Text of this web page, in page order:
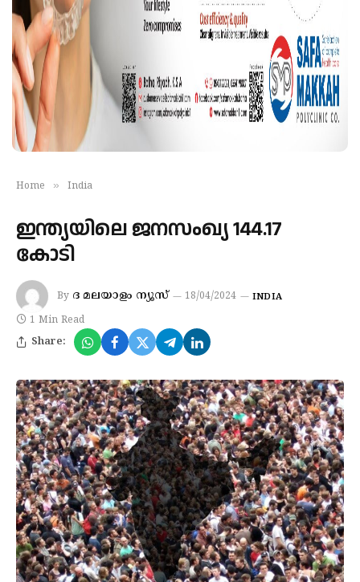
Home » India
ഇന്ത്യയിലെ ജനസംഖ്യ 144.17
കോടി
By ദ മലയാളം ന്യൂസ് 18/04/2024 INDIA
1 Min Read
Share: